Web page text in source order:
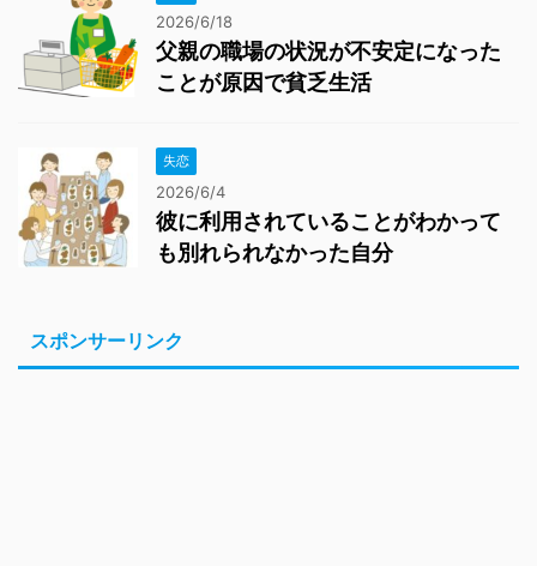
2026/6/18
父親の職場の状況が不安定になった
ことが原因で貧乏生活
失恋
2026/6/4
彼に利用されていることがわかって
も別れられなかった自分
スポンサーリンク